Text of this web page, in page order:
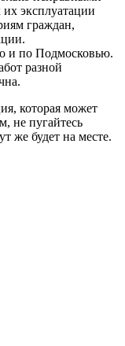
эксплуатации
граждан,
и по Подмосковью.
разной
которая может
не пугайтесь
же будет на месте.